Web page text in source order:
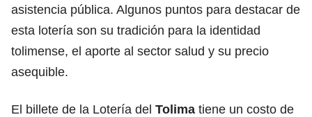
asistencia pública. Algunos puntos para destacar de
esta lotería son su tradición para la identidad
tolimense, el aporte al sector salud y su precio
asequible.
El billete de la Lotería del Tolima tiene un costo de